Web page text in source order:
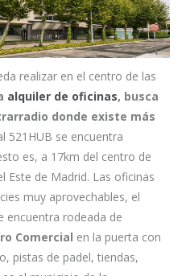
realizar en el centro de las
alquiler de oficinas, busca
donde existe más
521HUB se encuentra
es, a 17km del centro de
Este de Madrid. Las oficinas
muy aprovechables, el
encuentra rodeada de
Comercial en la puerta con
pistas de padel, tiendas,